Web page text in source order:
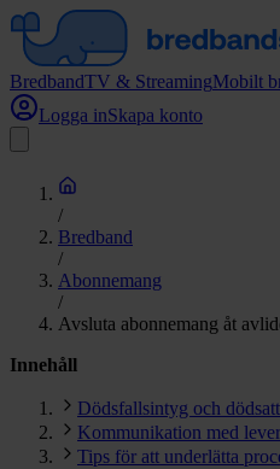
BredbandTV & StreamingMobilt
Logga inSkapa konto
/
Bredband
/
Abonnemang
/
Avsluta abonnemang åt
Innehåll
Dödsfallsintyg och
Kommunikation med
Tips för att underlätta